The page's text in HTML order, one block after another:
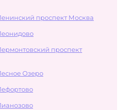
проспект Москва
проспект
Озеро